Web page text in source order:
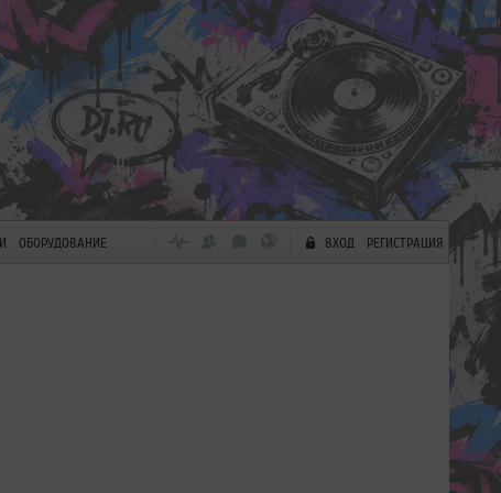
ОБОРУДОВАНИЕ ВХОД РЕГИСТРАЦИЯ